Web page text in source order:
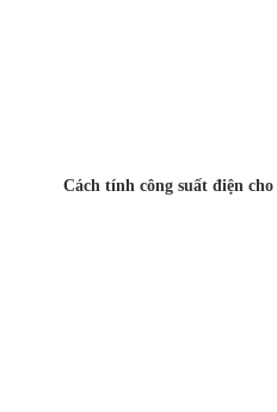
Cách tính công suất điện